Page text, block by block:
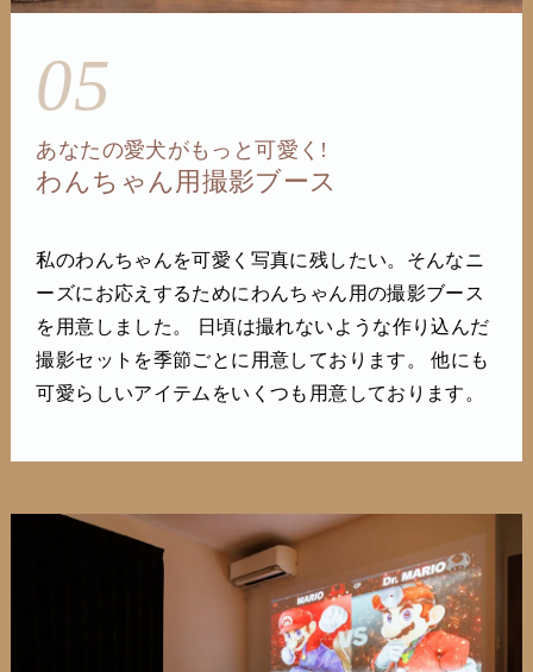
05
あなたの愛犬がもっと可愛く!
わんちゃん用撮影ブース
私のわんちゃんを可愛く写真に残したい。そんなニ
ーズにお応えするためにわんちゃん用の撮影ブース
を用意しました。 日頃は撮れないような作り込んだ
撮影セットを季節ごとに用意しております。 他にも
可愛らしいアイテムをいくつも用意しております。